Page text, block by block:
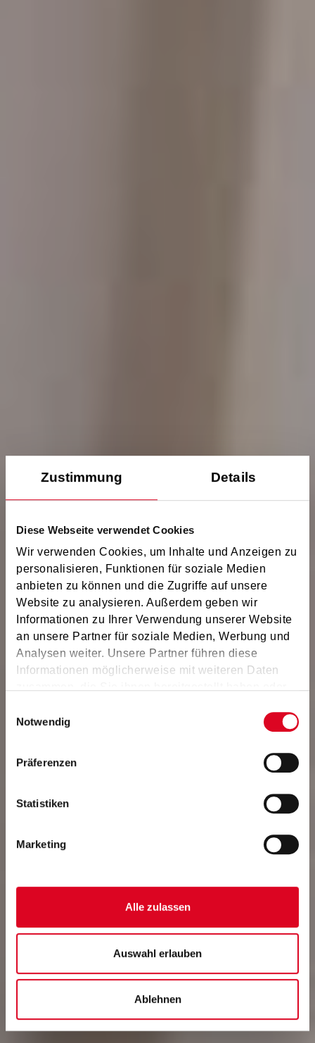
Zustimmung Details
Diese Webseite verwendet Cookies
Wir verwenden Cookies, um Inhalte und Anzeigen zu
personalisieren, Funktionen für soziale Medien
anbieten zu können und die Zugriffe auf unsere
Website zu analysieren. Außerdem geben wir
Informationen zu Ihrer Verwendung unserer Website
an unsere Partner für soziale Medien, Werbung und
Analysen weiter. Unsere Partner führen diese
Informationen möglicherweise mit weiteren Daten
zusammen, die Sie ihnen bereitgestellt haben oder
gesammelt haben.
Notwendig
Präferenzen
Statistiken
Marketing
Alle zulassen
Auswahl erlauben
Ablehnen
WEITERE UNTERRICHTSANGEBOTE
Musikkunde - Mittelstufe